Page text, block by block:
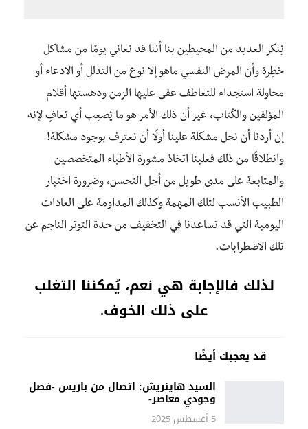
يُنكر العديد من المحيطين بنا أننا قد نعاني يومًا من مشاكل
خطِرة وأن المرض النفسي ماهو إلا نوع من التدلل أو الادعاء أو
محاولة استجداء للتعاطف عفى عليها الزمن ودهستها أقلام
المؤلفين والكُتاب، غير أن ذلك الأمر هو ما يُصعِب أي تعافٍ لإنه
إن أردنا أن نحل مشكلة علينا أولًا أن نعترف بوجود مشكلة!
وانطلاقًا من ذلك فعلينا اتخاذ مشورة الأطباء المتخصصين
والمتابعة على مدى طويل من أجل التحسن، وضرورة اختيار
الطبيب الأنسب لتلك المهمة وكذلك المداومة على العادات
اليومية التي قد تساعدنا في التخفيف من حدة التوتر الناجم عن
تلك الاضطرابات.
لذلك فالإجابة هي نعم، يُمكننا التغلب
على ذلك الخوف.
قد يعجبك أيضًا
السيد هاينريش: اتصال من باريس -فصل
وجودي معاصر-
5 أغسطس 2025